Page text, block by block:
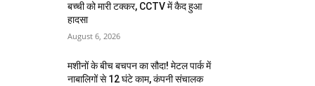
बच्ची को मारी टक्कर, CCTV में कैद हुआ
हादसा
August 6, 2026
मशीनों के बीच बचपन का सौदा! मेटल पार्क में
नाबालिगों से 12 घंटे काम, कंपनी संचालक